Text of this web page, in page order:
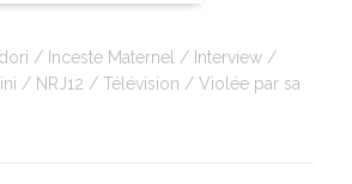
Inceste Maternel
Interview
NRJ12 Télévision
Violée par sa